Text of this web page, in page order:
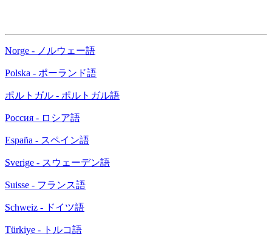
Norge - ノルウェー語
Polska - ポーランド語
ポルトガル - ポルトガル語
Россия - ロシア語
España - スペイン語
Sverige - スウェーデン語
Suisse - フランス語
Schweiz - ドイツ語
Türkiye - トルコ語